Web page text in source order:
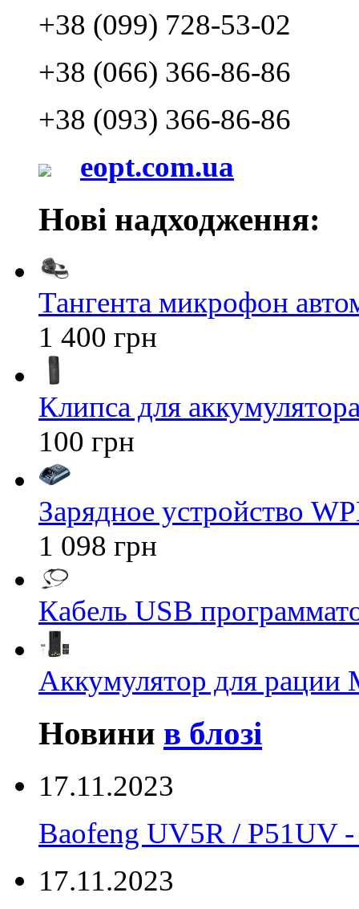
+38 (099) 728-53-02
+38 (066) 366-86-86
+38 (093) 366-86-86
eopt.com.ua
Нові надходження:
Тангента микрофон
1 400 грн
Клипса для
100 грн
Зарядное устройство
1 098 грн
Кабель USB
Аккумулятор для рации
Новини в блозі
17.11.2023
Baofeng UV5R /
17.11.2023